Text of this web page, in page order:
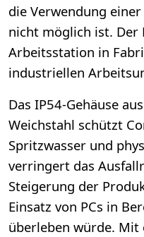
die Verwendung
nicht möglich ist. Der
Arbeitsstation in
industriellen
Das IP54-Gehäuse
Weichstahl schützt
Spritzwasser und
verringert das
Steigerung der
Einsatz von PCs in
überleben würde.